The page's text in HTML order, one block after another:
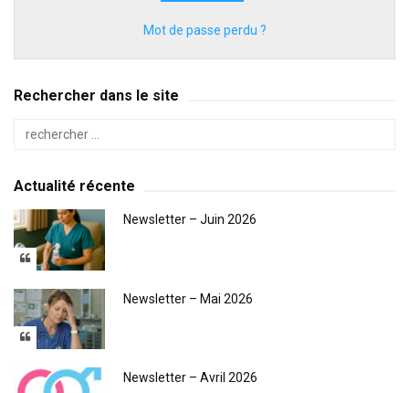
Mot de passe perdu ?
Rechercher dans le site
Actualité récente
Newsletter – Juin 2026
Newsletter – Mai 2026
Newsletter – Avril 2026